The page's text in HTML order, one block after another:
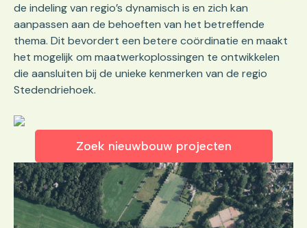
de indeling van regio’s dynamisch is en zich kan
aanpassen aan de behoeften van het betreffende
thema. Dit bevordert een betere coördinatie en maakt
het mogelijk om maatwerkoplossingen te ontwikkelen
die aansluiten bij de unieke kenmerken van de regio
Stedendriehoek.
Zoek nieuwbouw projecten